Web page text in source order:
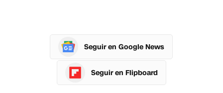
Seguir en Google News
Seguir en Flipboard